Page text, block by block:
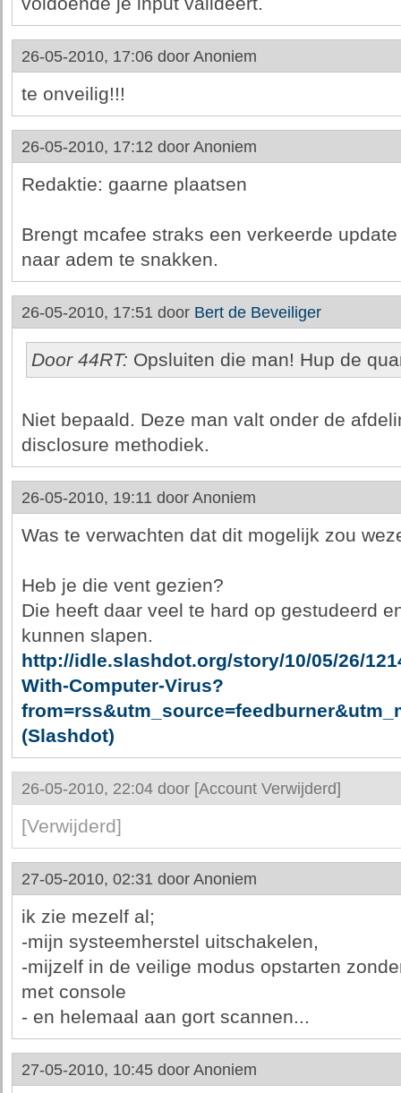
26-05-2010, 17:06 door Anoniem
te onveilig!!!
26-05-2010, 17:12 door Anoniem
Redaktie: gaarne plaatsen
Brengt mcafee straks een verkeerde
naar adem te snakken.
26-05-2010, 17:51 door Bert de Beveiliger
Door 44RT: Opsluiten die man! Hup de
Niet bepaald. Deze man valt onder de
disclosure methodiek.
26-05-2010, 19:11 door Anoniem
Was te verwachten dat dit mogelijk zou
Heb je die vent gezien?
Die heeft daar veel te hard op gestudeerd
kunnen slapen.
http://idle.slashdot.org/story/10/05/26/
With-Computer-Virus?
(Slashdot)
26-05-2010, 22:04 door [Account Verwijderd]
[Verwijderd]
27-05-2010, 02:31 door Anoniem
ik zie mezelf al;
-mijn systeemherstel uitschakelen,
-mijzelf in de veilige modus opstarten
met console
- en helemaal aan gort scannen...
27-05-2010, 10:45 door Anoniem